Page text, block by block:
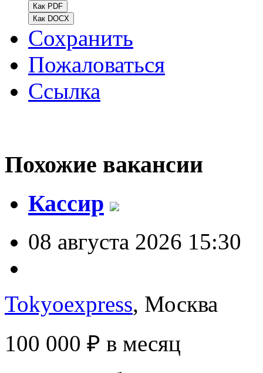
Как PDF
Как DOCX
Сохранить
Пожаловаться
Ссылка
Похожие вакансии
Кассир
08 августа 2026 15:30
Tokyoexpress, Москва
100 000 ₽ в месяц